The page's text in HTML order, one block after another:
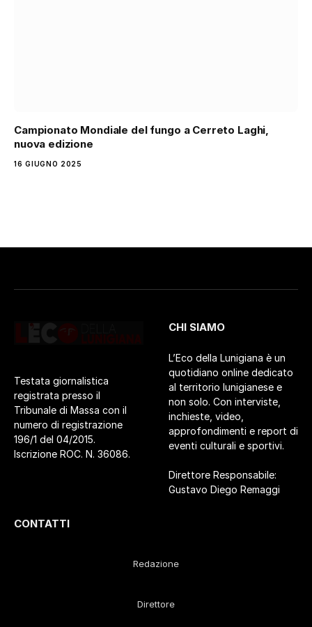
Campionato Mondiale del fungo a Cerreto Laghi,
nuova edizione
16 GIUGNO 2025
Testata giornalistica
registrata presso il
Tribunale di Massa con il
numero di registrazione
196/1 del 04/2015.
Iscrizione ROC. N. 36086.
CHI SIAMO
L’Eco della Lunigiana è un
quotidiano online dedicato
al territorio lunigianese e
non solo. Con interviste,
inchieste, video,
approfondimenti e report di
eventi culturali e sportivi.
Direttore Responsabile:
Gustavo Diego Remaggi
CONTATTI
Redazione
Direttore